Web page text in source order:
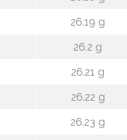
26.19 g
26.2 g
26.21 g
26.22 g
26.23 g